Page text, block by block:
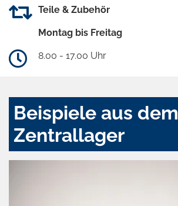
Teile & Zubehör
Montag bis Freitag
8.00 - 17.00 Uhr
Beispiele aus dem
Zentrallager